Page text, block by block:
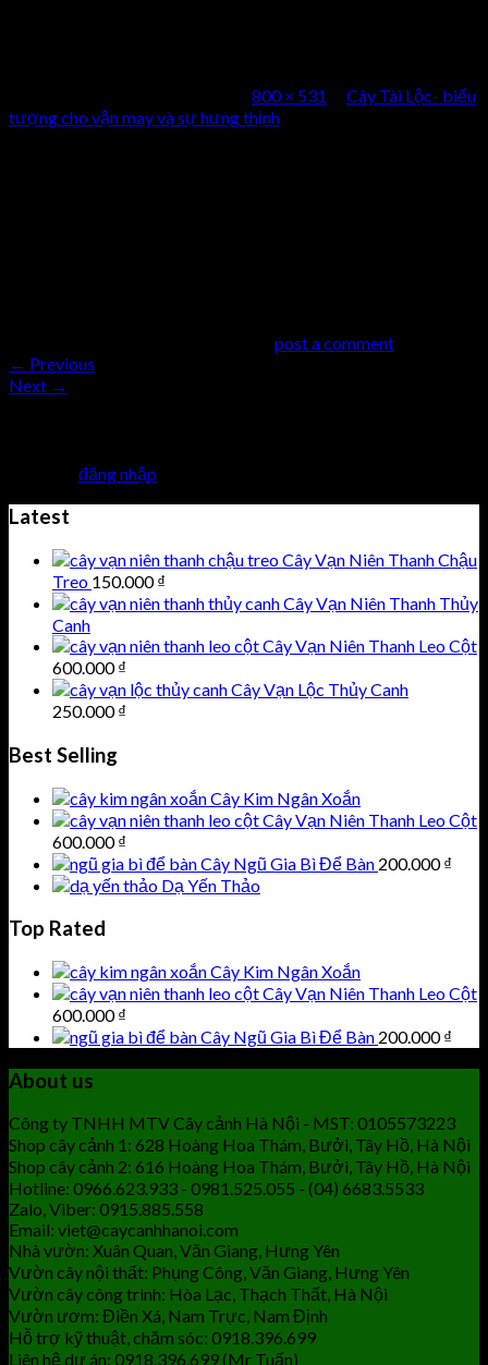
800 × 531
Cây Tài Lộc- biểu
tượng cho vận may và sự hưng thịnh
post a comment
← Previous
Next →
đăng nhập
Latest
Cây Vạn Niên Thanh Chậu
Treo 150.000₫
Cây Vạn Niên Thanh Thủy
Canh
Cây Vạn Niên Thanh Leo Cột
600.000₫
Cây Vạn Lộc Thủy Canh
250.000₫
Best Selling
Cây Kim Ngân Xoắn
Cây Vạn Niên Thanh Leo Cột
600.000₫
Cây Ngũ Gia Bì Để Bàn 200.000₫
Dạ Yến Thảo
Top Rated
Cây Kim Ngân Xoắn
Cây Vạn Niên Thanh Leo Cột
600.000₫
Cây Ngũ Gia Bì Để Bàn 200.000₫
About us
Công ty TNHH MTV Cây cảnh Hà Nội - MST: 0105573223
Shop cây cảnh 1: 628 Hoàng Hoa Thám, Bưởi, Tây Hồ, Hà Nội
Shop cây cảnh 2: 616 Hoàng Hoa Thám, Bưởi, Tây Hồ, Hà Nội
Hotline: 0966.623.933 - 0981.525.055 - (04) 6683.5533
Zalo, Viber: 0915.885.558
Email: viet@caycanhhanoi.com
Nhà vườn: Xuân Quan, Văn Giang, Hưng Yên
Vườn cây nội thất: Phụng Công, Văn Giang, Hưng Yên
Vườn cây công trình: Hòa Lạc, Thạch Thất, Hà Nội
Vườn ươm: Điền Xá, Nam Trực, Nam Định
Hỗ trợ kỹ thuật, chăm sóc: 0918.396.699
Liên hệ dự án: 0918.396.699 (Mr Tuấn)